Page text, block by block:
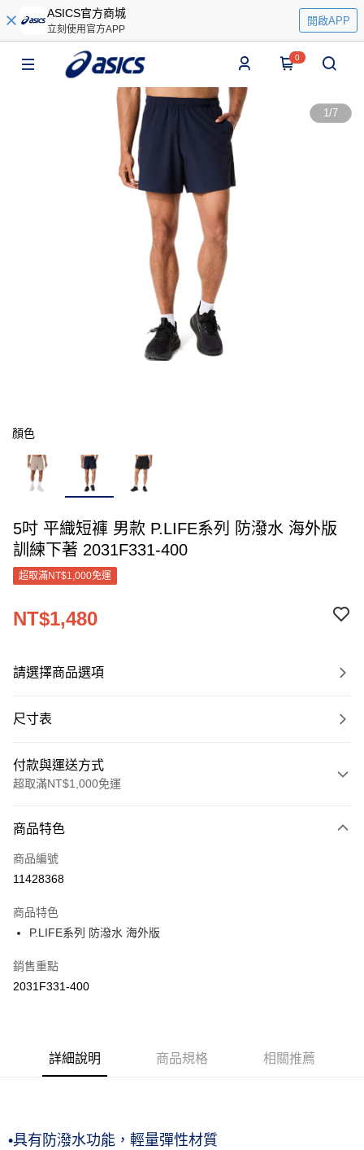
ASICS官方商城
立刻使用官方APP
開啟APP
0
1/7
顏色
5吋 平織短褲 男款 P.LIFE系列 防潑水 海外版
訓練下著 2031F331-400
超取滿NT$1,000免運
NT$1,480
請選擇商品選項
尺寸表
付款與運送方式
超取滿NT$1,000免運
信用卡一次付款
信用卡分期付款
合作金庫商業銀行
華南商業銀行
國泰世華商業銀行
臺灣中小企業銀行
玉山商業銀行
星展（台灣）商業銀行
台新國際商業銀行
運送方式
付款後全家取貨(僅限台灣本島，離島恕不配送) 預計5-7個工
付款後萊爾富取貨(僅限台灣本島，離島恕不配送) 預計5-7個
付款後7-11取貨(僅限台灣本島，離島恕不配送) 預計5-7個工
商品特色
商品編號
11428368
商品特色
P.LIFE系列 防潑水 海外版
銷售重點
2031F331-400
詳細說明 商品規格 相關推薦
•具有防潑水功能，輕量彈性材質